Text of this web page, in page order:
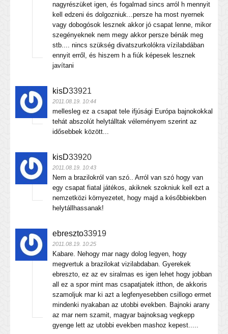
nagyrészüket igen, és fogalmad sincs arról h mennyit
kell edzeni és dolgozniuk...persze ha most nyernek
vagy dobogósok lesznek akkor jó csapat lenne, mikor
szegényeknek nem megy akkor persze bénák meg
stb.... nincs szükség divatszurkolókra vízilabdában
ennyit erről, és hiszem h a fiúk képesek lesznek
javítani
kisD33921
2011.08.19. 10:44
mellesleg ez a csapat tele ifjúsági Európa bajnokokkal
tehát abszolút helytálltak véleményem szerint az
idősebbek között...
kisD33920
2011.08.19. 10:43
Nem a brazilokról van szó.. Arról van szó hogy van
egy csapat fiatal játékos, akiknek szokniuk kell ezt a
nemzetközi környezetet, hogy majd a későbbiekben
helytállhassanak!
ebreszto33919
2011.08.19. 10:25
Kabare. Nehogy mar nagy dolog legyen, hogy
megvertuk a brazilokat vizilabdaban. Gyerekek
ebreszto, ez az ev siralmas es igen lehet hogy jobban
all ez a spor mint mas csapatjatek itthon, de akkoris
szamoljuk mar ki azt a legfenyesebben csillogo ermet
mindenki nyakaban az utobbi evekben. Bajnoki arany
az mar nem szamit, magyar bajnoksag vegkepp
gyenge lett az utobbi evekben mashoz kepest.....